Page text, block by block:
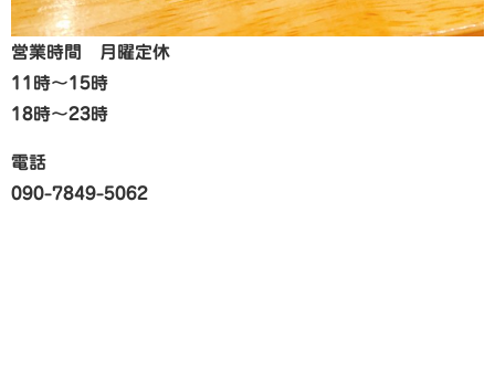
営業時間 月曜定休
11時～15時
18時～23時
電話
090-7849-5062